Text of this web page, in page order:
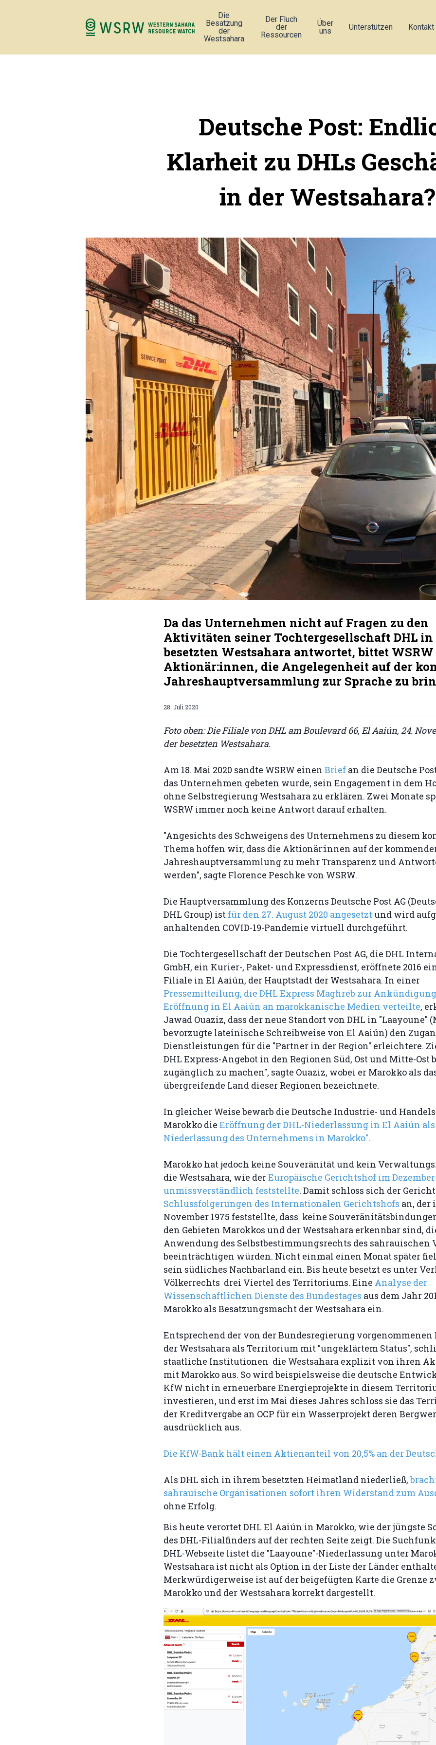
Die
Besatzung
der
Westsahara
Der Fluch
der
Ressourcen
Über
uns
Unterstützen Kontakt
Deutsche Post:
Klarheit zu DHLs
in der Westsahara?
Da das Unternehmen nicht auf Fragen zu den
Aktivitäten seiner Tochtergesellschaft DHL in
besetzten Westsahara antwortet, bittet WSRW
Aktionär:innen, die Angelegenheit auf der
Jahreshauptversammlung zur Sprache zu
28. Juli 2020
Foto oben: Die Filiale von DHL am Boulevard 66, El Aaiún, 24.
der besetzten Westsahara.
Am 18. Mai 2020 sandte WSRW einen Brief an die Deutsche
das Unternehmen gebeten wurde, sein Engagement in dem
ohne Selbstregierung Westsahara zu erklären. Zwei Monate
WSRW immer noch keine Antwort darauf erhalten.
"Angesichts des Schweigens des Unternehmens zu diesem
Thema hoffen wir, dass die Aktionär:innen auf der
Jahreshauptversammlung zu mehr Transparenz und
werden", sagte Florence Peschke von WSRW.
Die Hauptversammlung des Konzerns Deutsche Post AG
DHL Group) ist für den 27. August 2020 angesetzt und wird
anhaltenden COVID-19-Pandemie virtuell durchgeführt.
Die Tochtergesellschaft der Deutschen Post AG, die DHL
GmbH, ein Kurier-, Paket- und Expressdienst, eröffnete 2016
Filiale in El Aaiún, der Hauptstadt der Westsahara. In einer
Pressemitteilung, die DHL Express Maghreb zur
Eröffnung in El Aaiún an marokkanische Medien verteilte,
Jawad Ouaziz, dass der neue Standort von DHL in "Laayoune"
bevorzugte lateinische Schreibweise von El Aaiún) den
Dienstleistungen für die "Partner in der Region" erleichtere.
DHL Express-Angebot in den Regionen Süd, Ost und Mitte-Ost
zugänglich zu machen", sagte Ouaziz, wobei er Marokko als
übergreifende Land dieser Regionen bezeichnete.
In gleicher Weise bewarb die Deutsche Industrie- und
Marokko die Eröffnung der DHL-Niederlassung in El Aaiún
Niederlassung des Unternehmens in Marokko".
Marokko hat jedoch keine Souveränität und kein
die Westsahara, wie derEuropäische Gerichtshof im Dezember
unmissverständlich feststellte. Damit schloss sich der
Schlussfolgerungen des Internationalen Gerichtshofs an, der
November 1975 feststellte, dass keine
den Gebieten Marokkos und der Westsahara erkennbar sind,
Anwendung des Selbstbestimmungsrechts des sahrauischen
beeinträchtigen würden. Nicht einmal einen Monat später
sein südliches Nachbarland ein. Bis heute besetzt es unter
Völkerrechts drei Viertel des Territoriums. Eine Analyse der
Wissenschaftlichen Dienste des Bundestages aus dem Jahr
Marokko als Besatzungsmacht der Westsahara ein.
Entsprechend der von der Bundesregierung
der Westsahara als Territorium mit "ungeklärtem Status",
staatliche Institutionen die Westsahara explizit von ihren
mit Marokko aus. So wird beispielsweise die deutsche
KfW nicht in erneuerbare Energieprojekte in diesem
investieren, und erst im Mai dieses Jahres schloss sie das
der Kreditvergabe an OCP für ein Wasserprojekt deren
ausdrücklich aus.
Die KfW-Bank hält einen Aktienanteil von 20,5% an der
Als DHL sich in ihrem besetzten Heimatland niederließ,
sahrauische Organisationen sofort ihren Widerstand zum
ohne Erfolg.
Bis heute verortet DHL El Aaiún in Marokko, wie der jüngste
des DHL-Filialfinders auf der rechten Seite zeigt. Die
DHL-Webseite listet die "Laayoune"-Niederlassung unter
Westsahara ist nicht als Option in der Liste der Länder
Merkwürdigerweise ist auf der beigefügten Karte die Grenze
Marokko und der Westsahara korrekt dargestellt.